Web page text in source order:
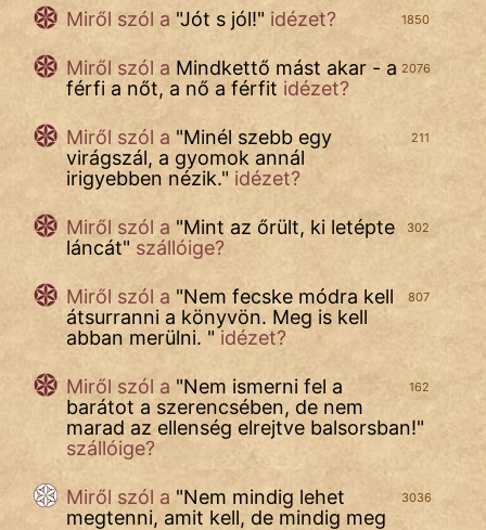
nagyöreg
NapHold
Név nélkül
pszichopati
szegény legény
szemfüles
1850
Miről szól a "Jót s jól!" idézet?
2076
Miről szól a Mindkettő mást akar - a
férfi a nőt, a nő a férfit idézet?
211
Miről szól a "Minél szebb egy
virágszál, a gyomok annál
irigyebben nézik." idézet?
302
Miről szól a "Mint az őrült, ki letépte
láncát" szállóige?
807
Miről szól a "Nem fecske módra kell
átsurranni a könyvön. Meg is kell
abban merülni. " idézet?
162
Miről szól a "Nem ismerni fel a
barátot a szerencsében, de nem
marad az ellenség elrejtve balsorsban!"
szállóige?
3036
Miről szól a "Nem mindig lehet
megtenni, amit kell, de mindig meg